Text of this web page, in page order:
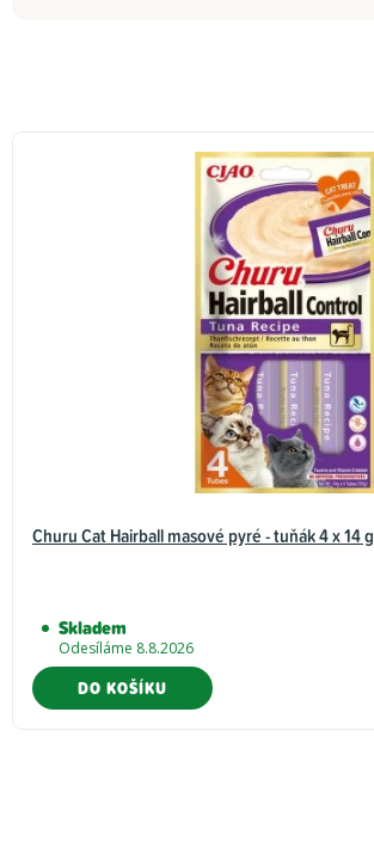
Churu Cat Hairball masové pyré - tuňák 4 x 14 g
Skladem
Odesíláme 8.8.2026
DO KOŠÍKU